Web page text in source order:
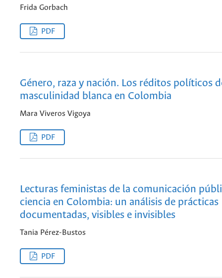
Frida Gorbach
PDF
Género, raza y nación. Los réditos políticos
masculinidad blanca en Colombia
Mara Viveros Vigoya
PDF
Lecturas feministas de la comunicación
ciencia en Colombia: un análisis de prácticas
documentadas, visibles e invisibles
Tania Pérez-Bustos
PDF